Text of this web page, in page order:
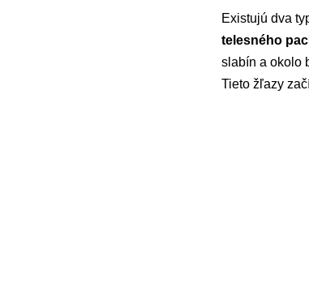
Existujú dva
telesného
slabín a okolo
Tieto žľazy